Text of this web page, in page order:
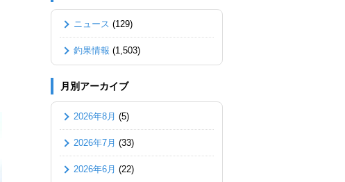
ニュース (129)
釣果情報 (1,503)
月別アーカイブ
2026年8月 (5)
2026年7月 (33)
2026年6月 (22)